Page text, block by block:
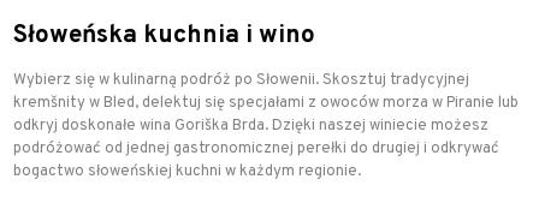
Słoweńska kuchnia i wino
Wybierz się w kulinarną podróż po Słowenii. Skosztuj tradycyjnej
kremšnity w Bled, delektuj się specjałami z owoców morza w Piranie lub
odkryj doskonałe wina Goriška Brda. Dzięki naszej winiecie możesz
podróżować od jednej gastronomicznej perełki do drugiej i odkrywać
bogactwo słoweńskiej kuchni w każdym regionie.